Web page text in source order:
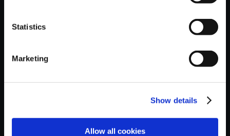
Statistics
Marketing
Show details
Allow all cookies
...
Anni...
【単曲】戦国
...